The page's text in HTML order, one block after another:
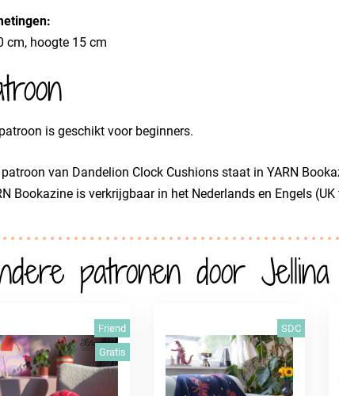
cm, hoogte 15 cm
is geschikt voor beginners.
patroon van Dandelion Clock Cushions staat in YARN
Bookazine is verkrijgbaar in het Nederlands en Engels
patronen door
Friend
Gratis
SDC